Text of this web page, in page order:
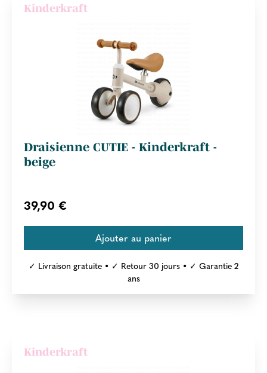
Kinderkraft
Draisienne CUTIE - Kinderkraft -
beige
39,90 €
✓ Livraison gratuite • ✓ Retour 30 jours • ✓ Garantie 2
ans
Kinderkraft